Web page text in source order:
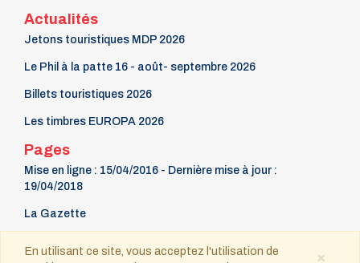
Actualités
Jetons touristiques MDP 2026
Le Phil à la patte 16 - août- septembre 2026
Billets touristiques 2026
Les timbres EUROPA 2026
Pages
Mise en ligne : 15/04/2016 - Dernière mise à jour :
19/04/2018
La Gazette
×
En utilisant ce site, vous acceptez l'utilisation de